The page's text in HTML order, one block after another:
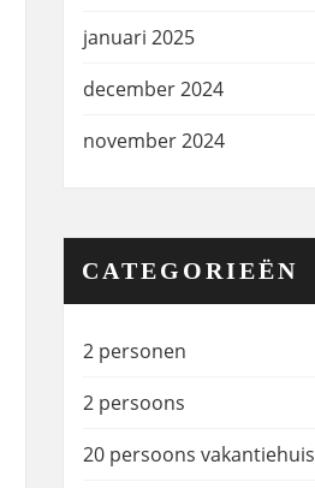
januari 2025
december 2024
november 2024
CATEGORIEËN
2 personen
2 persoons
20 persoons vakantiehuis